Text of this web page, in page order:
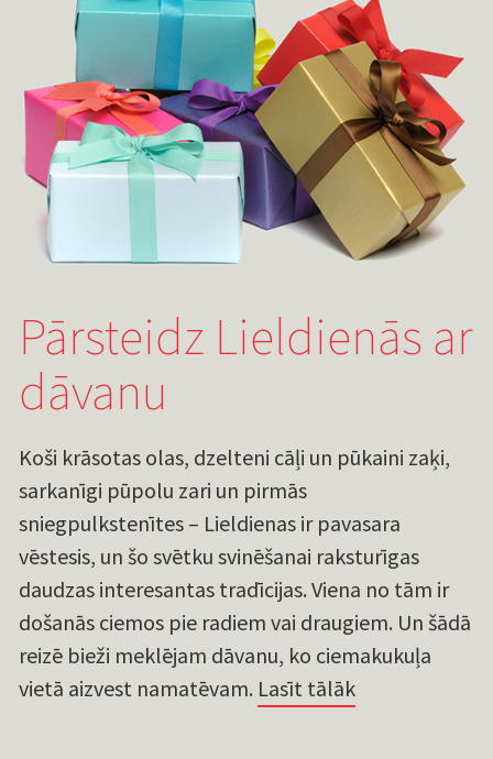
Pārsteidz Lieldienās ar
dāvanu
Koši krāsotas olas, dzelteni cāļi un pūkaini zaķi,
sarkanīgi pūpolu zari un pirmās
sniegpulkstenītes – Lieldienas ir pavasara
vēstesis, un šo svētku svinēšanai raksturīgas
daudzas interesantas tradīcijas. Viena no tām ir
došanās ciemos pie radiem vai draugiem. Un šādā
reizē bieži meklējam dāvanu, ko ciemakukuļa
vietā aizvest namatēvam. Lasīt tālāk